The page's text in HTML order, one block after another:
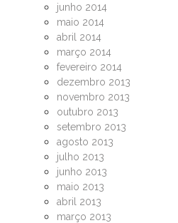
junho 2014
maio 2014
abril 2014
março 2014
fevereiro 2014
dezembro 2013
novembro 2013
outubro 2013
setembro 2013
agosto 2013
julho 2013
junho 2013
maio 2013
abril 2013
março 2013